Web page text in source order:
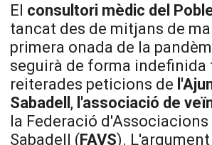
El consultori mèdic del
tancat des de mitjans de
primera onada de la
seguirà de forma indefinida
reiterades peticions de
Sabadell , l'associació de
la Federació d'Associacions
Sabadell (FAVS).